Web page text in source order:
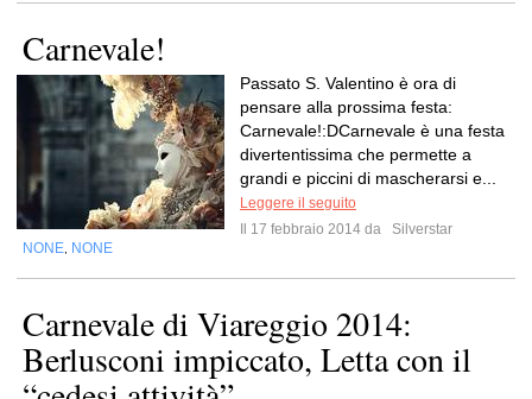
Carnevale!
Passato S. Valentino è ora di
pensare alla prossima festa:
Carnevale!:DCarnevale è una festa
divertentissima che permette a
grandi e piccini di mascherarsi e...
Leggere il seguito
Il 17 febbraio 2014 da
Silverstar
NONE NONE
Carnevale di Viareggio 2014:
Berlusconi impiccato, Letta con il